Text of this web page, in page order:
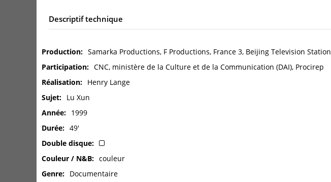
Descriptif technique
Production
Samarka Productions, F Productions, France 3, Beijing Television Station
Participation
CNC, ministère de la Culture et de la Communication (DAI), Procirep
Réalisation
Henry Lange
Sujet
Lu Xun
Année
1999
Durée
49'
Double disque
Couleur / N&B
couleur
Genre
Documentaire